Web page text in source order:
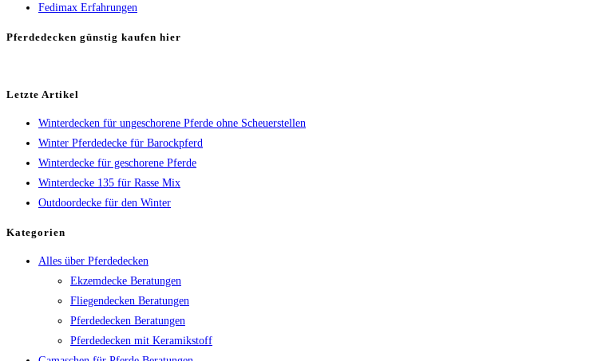
Fedimax Erfahrungen
Pferdedecken günstig kaufen hier
Letzte Artikel
Winterdecken für ungeschorene Pferde ohne Scheuerstellen
Winter Pferdedecke für Barockpferd
Winterdecke für geschorene Pferde
Winterdecke 135 für Rasse Mix
Outdoordecke für den Winter
Kategorien
Alles über Pferdedecken
Ekzemdecke Beratungen
Fliegendecken Beratungen
Pferdedecken Beratungen
Pferdedecken mit Keramikstoff